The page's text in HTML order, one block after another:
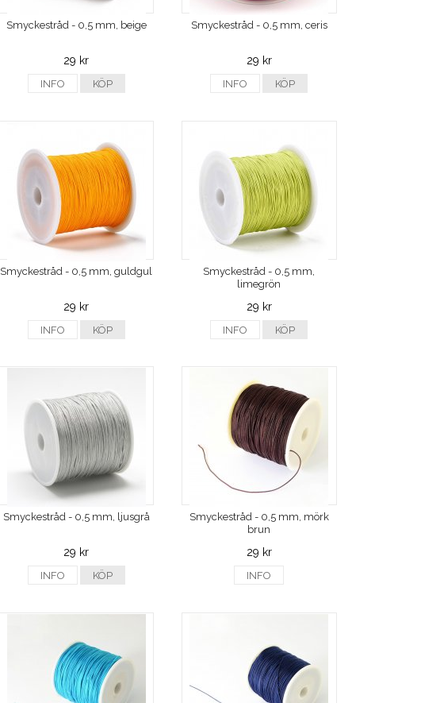
Smyckestråd - 0,5 mm, beige
29 kr
INFO KÖP
Smyckestråd - 0,5 mm, ceris
29 kr
INFO KÖP
Smyckestråd - 0,5 mm, guldgul
29 kr
INFO KÖP
Smyckestråd - 0,5 mm,
limegrön
29 kr
INFO KÖP
Smyckestråd - 0,5 mm, ljusgrå
29 kr
INFO KÖP
Smyckestråd - 0,5 mm, mörk
brun
29 kr
INFO